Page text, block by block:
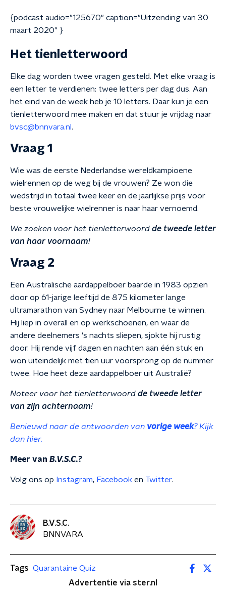
{podcast audio="125670" caption="Uitzending van 30
maart 2020" }
Het tienletterwoord
Elke dag worden twee vragen gesteld. Met elke vraag is
een letter te verdienen: twee letters per dag dus. Aan
het eind van de week heb je 10 letters. Daar kun je een
tienletterwoord mee maken en dat stuur je vrijdag naar
bvsc@bnnvara.nl .
Vraag 1
Wie was de eerste Nederlandse wereldkampioene
wielrennen op de weg bij de vrouwen? Ze won die
wedstrijd in totaal twee keer en de jaarlijkse prijs voor
beste vrouwelijke wielrenner is naar haar vernoemd.
We zoeken voor het tienletterwoord de tweede letter
van haar voornaam!
Vraag 2
Een Australische aardappelboer baarde in 1983 opzien
door op 61-jarige leeftijd de 875 kilometer lange
ultramarathon van Sydney naar Melbourne te winnen.
Hij liep in overall en op werkschoenen, en waar de
andere deelnemers 's nachts sliepen, sjokte hij rustig
door. Hij rende vijf dagen en nachten aan één stuk en
won uiteindelijk met tien uur voorsprong op de nummer
twee. Hoe heet deze aardappelboer uit Australië?
Noteer voor het tienletterwoord de tweede letter
van zijn achternaam!
Benieuwd naar de antwoorden van vorige week? Kijk
dan hier.
Meer van B.V.S.C.?
Volg ons op Instagram, Facebook en Twitter.
B.V.S.C.
BNNVARA
Tags Quarantaine Quiz
Advertentie via ster.nl